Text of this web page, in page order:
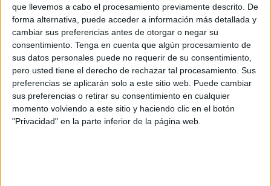
que llevemos a cabo el procesamiento previamente descrito. De
forma alternativa, puede acceder a información más detallada y
cambiar sus preferencias antes de otorgar o negar su
consentimiento. Tenga en cuenta que algún procesamiento de
sus datos personales puede no requerir de su consentimiento,
pero usted tiene el derecho de rechazar tal procesamiento. Sus
preferencias se aplicarán solo a este sitio web. Puede cambiar
sus preferencias o retirar su consentimiento en cualquier
momento volviendo a este sitio y haciendo clic en el botón
"Privacidad" en la parte inferior de la página web.
De esos 428 nuevos residentes extranjeros en Ceuta, 410
sonmarroquíes . El país de nacimiento más frecuente en
las adquisiciones de nacionalidad española fue España,
con 34.326 casos. En su mayoría eran niños (el 78 por
ciento menores de 10 años). Entre los nacidos fuera de
España, el país de nacimiento más frecuente fue
Marruecos, con 22.700 adquisiciones de nacionalidad.
Comparando con la población extranjera residente al inicio